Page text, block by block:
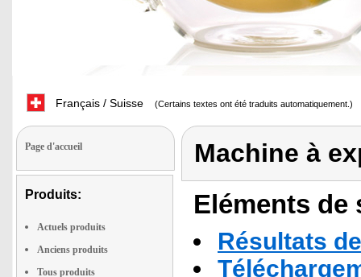
Français / Suisse (Certains textes ont été traduits automatiquement.)
Page d'accueil
Produits:
Actuels produits
Anciens produits
Tous produits
Machine à
Eléments
Résultats